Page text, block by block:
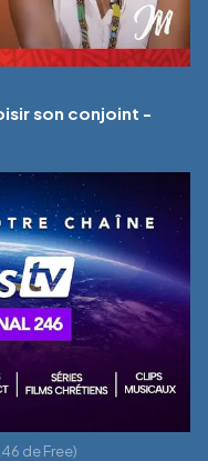
son conjoint -
de Free)